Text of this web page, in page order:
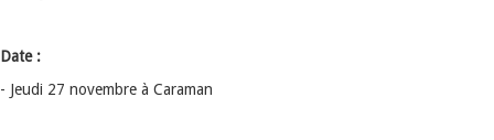
Date :
- Jeudi 27 novembre à Caraman